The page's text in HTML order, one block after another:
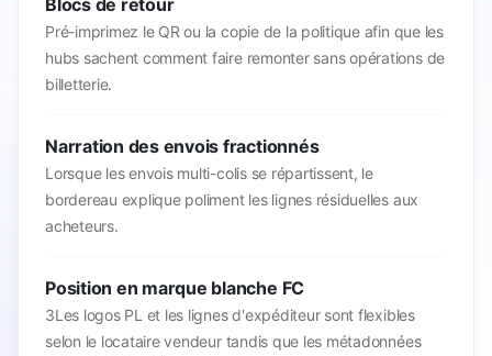
Pré-imprimez le QR ou la copie de la politique afin que les
hubs sachent comment faire remonter sans opérations de
billetterie.
Narration des envois fractionnés
Lorsque les envois multi-colis se répartissent, le
bordereau explique poliment les lignes résiduelles aux
acheteurs.
Position en marque blanche FC
3Les logos PL et les lignes d'expéditeur sont flexibles
selon le locataire vendeur tandis que les métadonnées